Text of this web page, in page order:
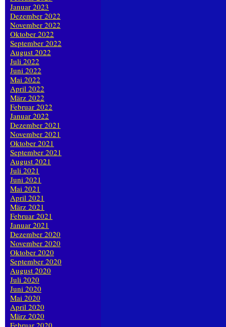
Januar 2023
Dezember 2022
November 2022
Oktober 2022
September 2022
August 2022
Juli 2022
Juni 2022
Mai 2022
April 2022
März 2022
Februar 2022
Januar 2022
Dezember 2021
November 2021
Oktober 2021
September 2021
August 2021
Juli 2021
Juni 2021
Mai 2021
April 2021
März 2021
Februar 2021
Januar 2021
Dezember 2020
November 2020
Oktober 2020
September 2020
August 2020
Juli 2020
Juni 2020
Mai 2020
April 2020
März 2020
Februar 2020